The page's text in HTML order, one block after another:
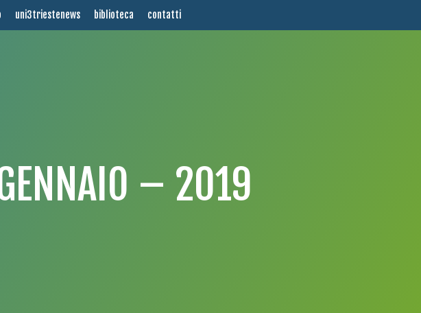
uni3triestenews biblioteca contatti
– 2019